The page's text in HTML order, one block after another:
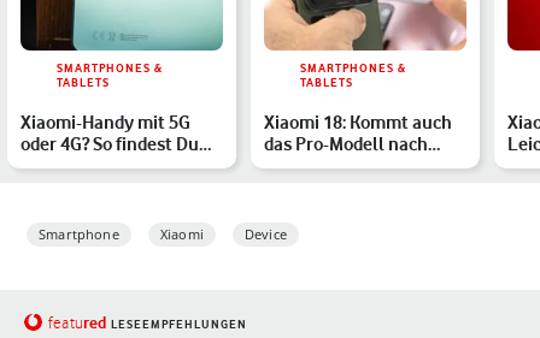
SMARTPHONES &
TABLETS
Xiaomi-Handy mit 5G
oder 4G? So findest Du
den richtigen Mobilfun…
SMARTPHONES &
TABLETS
Xiaomi 18: Kommt auch
das Pro-Modell nach
Deutschland? Alle
Smartphone Xiaomi Device
featured LESEEMPFEHLUNGEN